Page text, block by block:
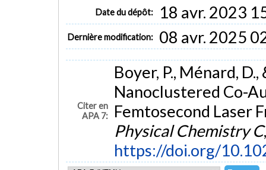
Date du dépôt: 18 avr. 2023
Dernière modification: 08 avr. 2025
Citer en
APA 7:
Boyer, P., Ménard,
Nanoclustered Co-
Femtosecond Laser
Physical Chemistry C
https://doi.org/